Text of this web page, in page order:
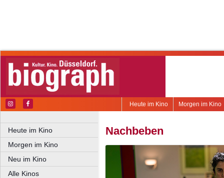
Morgen im Kino
Heute im Kino
Heute im Kino
Morgen im Kino
Neu im Kino
Alle Kinos
Nachbeben